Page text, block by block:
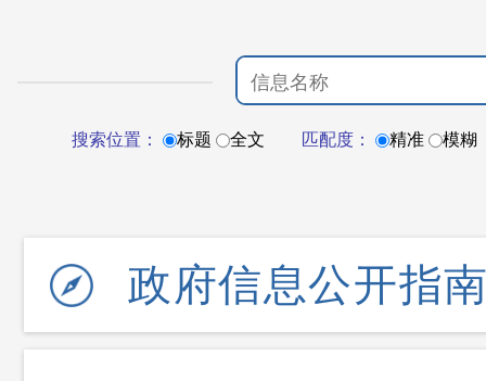
搜索位置： 标题 全文 匹配度： 精准 模糊
政府信息公开指